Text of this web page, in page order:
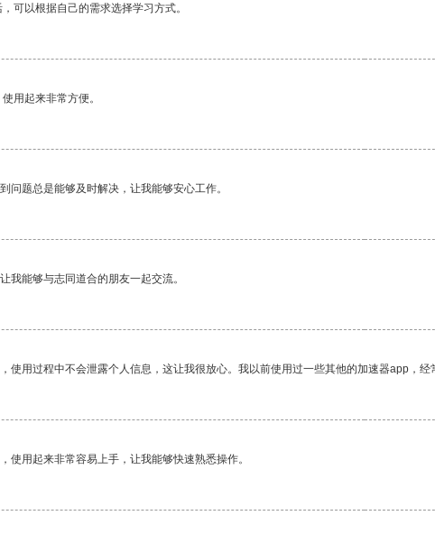
可以根据自己的需求选择学习方式。
用起来非常方便。
问题总是能够及时解决，让我能够安心工作。
我能够与志同道合的朋友一起交流。
使用过程中不会泄露个人信息，这让我很放心。我以前使用过一些其他的加速器app，经
使用起来非常容易上手，让我能够快速熟悉操作。